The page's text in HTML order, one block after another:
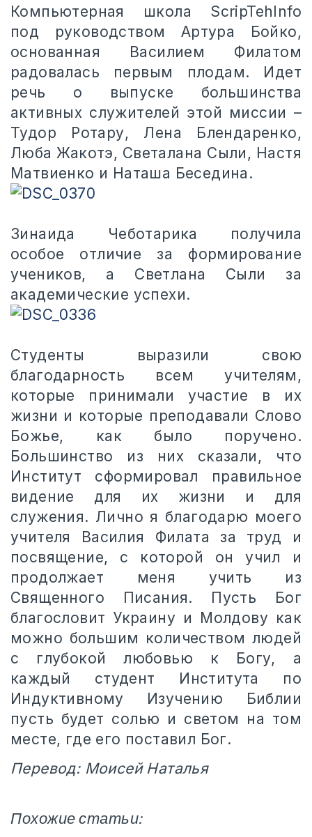
Компьютерная школа ScripTehInfo
под руководством Артура Бойко,
основанная Василием Филатом
радовалась первым плодам. Идет
речь о выпуске большинства
активных служителей этой миссии –
Тудор Ротару, Лена Блендаренко,
Люба Жакотэ, Светалана Сыли, Настя
Матвиенко и Наташа Беседина.
Зинаида Чеботарика получила
особое отличие за формирование
учеников, а Светлана Сыли за
академические успехи.
Студенты выразили свою
благодарность всем учителям,
которые принимали участие в их
жизни и которые преподавали Слово
Божье, как было поручено.
Большинство из них сказали, что
Институт сформировал правильное
видение для их жизни и для
служения. Лично я благодарю моего
учителя Василия Филата за труд и
посвящение, с которой он учил и
продолжает меня учить из
Священного Писания. Пусть Бог
благословит Украину и Молдову как
можно большим количеством людей
с глубокой любовью к Богу, а
каждый студент Института по
Индуктивному Изучению Библии
пусть будет солью и светом на том
месте, где его поставил Бог.
Перевод: Моисей Наталья
Похожие статьи: